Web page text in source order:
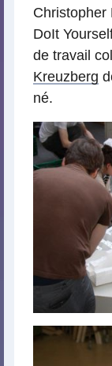
Christopher
DoIt
de travail
Kreuzberg
né.